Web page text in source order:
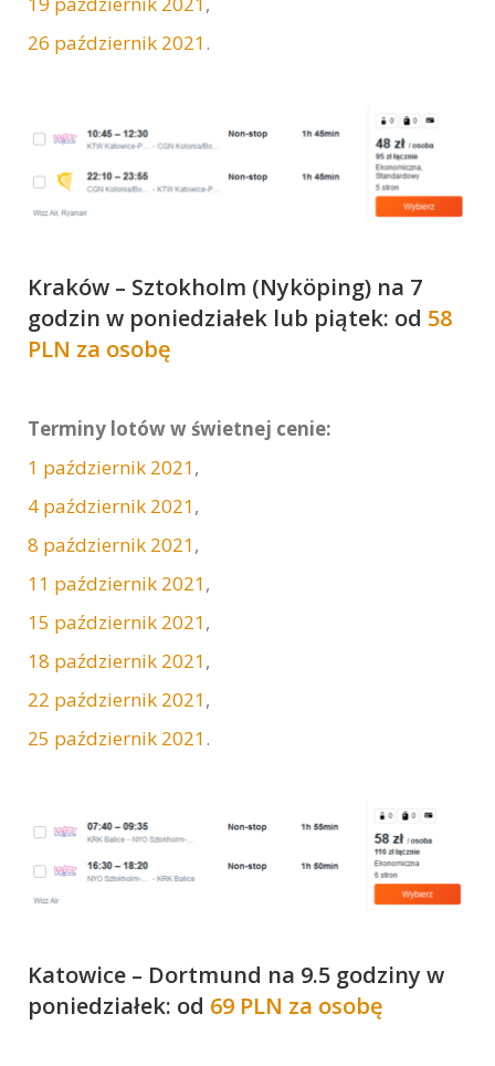
26 październik 2021.
Kraków – Sztokholm (Nyköping) na 7
godzin w poniedziałek lub piątek: od 58
PLN za osobę
Terminy lotów w świetnej cenie:
1 październik 2021,
4 październik 2021,
8 październik 2021,
11 październik 2021,
15 październik 2021,
18 październik 2021,
22 październik 2021,
25 październik 2021.
Katowice – Dortmund na 9.5 godziny w
poniedziałek: od 69 PLN za osobę